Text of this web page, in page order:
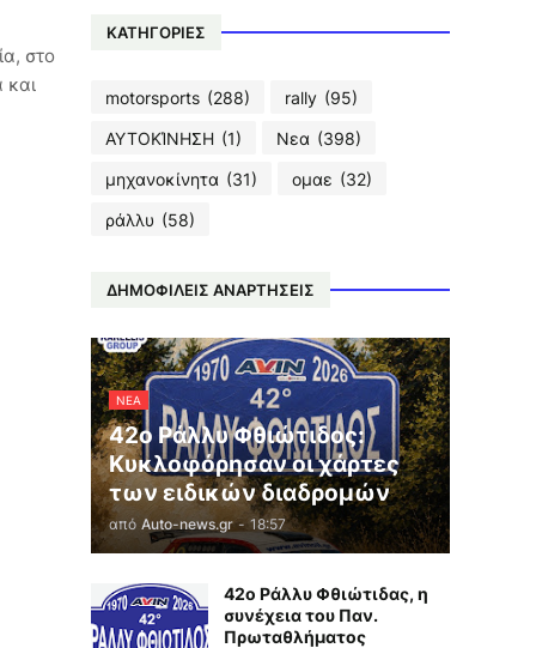
στο
και
ΚΑΤΗΓΟΡΙΕΣ
motorsports (288) rally (95)
ΑΥΤΟΚΊΝΗΣΗ (1) Νεα (398)
μηχανοκίνητα (31) ομαε (32)
ράλλυ (58)
ΔΗΜΟΦΙΛΕΙΣ ΑΝΑΡΤΗΣΕΙΣ
ΝΕΑ
42ο Ράλλυ Φθιώτιδος:
Κυκλοφόρησαν οι χάρτες
των ειδικών διαδρομών
από Auto-news.gr - 18:57
42ο Ράλλυ Φθιώτιδας, η
συνέχεια του Παν.
Πρωταθλήματος